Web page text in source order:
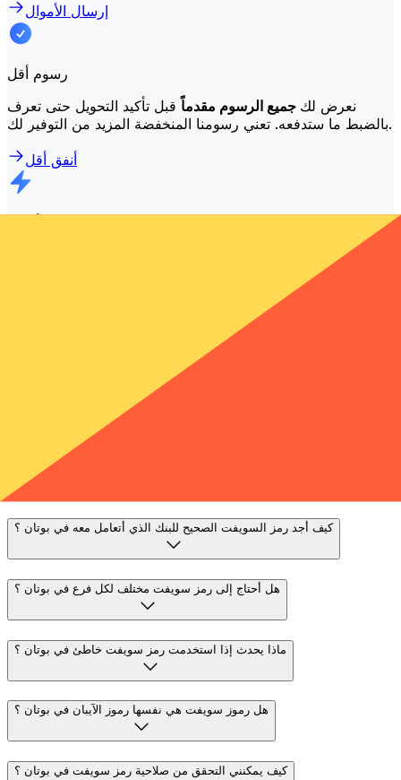
إرسال الأموال
رسوم أقل
نعرض لك جميع الرسوم مقدماًقبل تأكيد التحويل حتى تعرف
بالضبط ما ستدفعه. تعني رسومنا المنخفضة المزيد من التوفير لك.
أنفق أقل
تكتملغالبية عمليات النقل في اليوم نفسه. نحن ندرك أن التوقيت
ما هو رمز سويفت ولماذا أحتاجه في بوتان ؟
رمز سويفت - والمعروف أيضًا باسم رمز معرّف البنك (BIC) - هو
معيار دولي لتعريف البنوك والمؤسسات المالية. ستحتاج إلى رمز
سويفت الصحيح في بوتان لإرسال أو استلام التحويلات البرقية
كيف أجد رمز السويفت الصحيح للبنك الذي أتعامل معه في بوتان ؟
هل أحتاج إلى رمز سويفت مختلف لكل فرع في بوتان ؟
ماذا يحدث إذا استخدمت رمز سويفت خاطئ في بوتان ؟
هل رموز سويفت هي نفسها رموز الآيبان في بوتان ؟
كيف يمكنني التحقق من صلاحية رمز سويفت في بوتان ؟